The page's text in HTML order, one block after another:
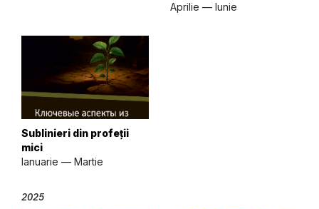
Aprilie — Iunie
Sublinieri din profeții
mici
Ianuarie — Martie
2025